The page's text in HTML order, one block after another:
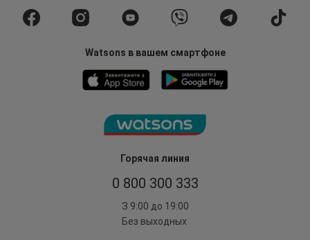
Горячая линия
0 800 300 333
З 9:00 до 19:00
Без выходных
Watsons в вашем смартфоне